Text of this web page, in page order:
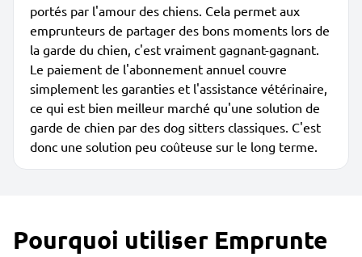
portés par l'amour des chiens. Cela permet aux
emprunteurs de partager des bons moments lors de
la garde du chien, c'est vraiment gagnant-gagnant.
Le paiement de l'abonnement annuel couvre
simplement les garanties et l'assistance vétérinaire,
ce qui est bien meilleur marché qu'une solution de
garde de chien par des dog sitters classiques. C'est
donc une solution peu coûteuse sur le long terme.
Pourquoi utiliser Emprunte